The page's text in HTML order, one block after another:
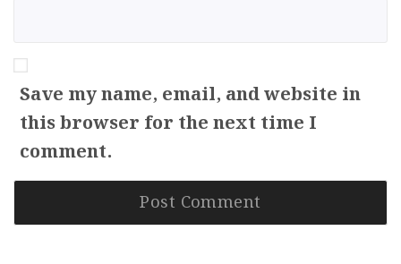
Save my name, email, and website in
this browser for the next time I
comment.